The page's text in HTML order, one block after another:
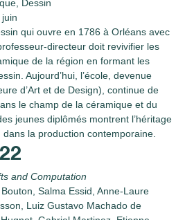
Dessin
qui ouvre en 1786 à Orléans avec
directeur doit revivifier les
de la région en formant les
Aujourd’hui, l’école, devenue
d’Art et de Design), continue de
le champ de la céramique et du
jeunes diplômés montrent l’héritage
la production contemporaine.
and Computation
Salma Essid, Anne-Laure
Luiz Gustavo Machado de